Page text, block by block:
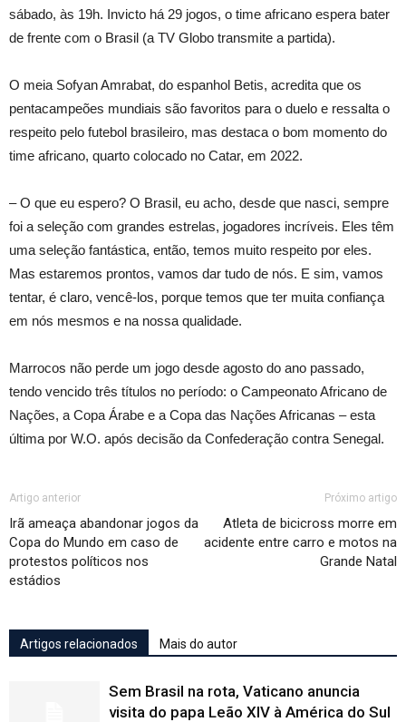
sábado, às 19h. Invicto há 29 jogos, o time africano espera bater
de frente com o Brasil (a TV Globo transmite a partida).
O meia Sofyan Amrabat, do espanhol Betis, acredita que os
pentacampeões mundiais são favoritos para o duelo e ressalta o
respeito pelo futebol brasileiro, mas destaca o bom momento do
time africano, quarto colocado no Catar, em 2022.
– O que eu espero? O Brasil, eu acho, desde que nasci, sempre
foi a seleção com grandes estrelas, jogadores incríveis. Eles têm
uma seleção fantástica, então, temos muito respeito por eles.
Mas estaremos prontos, vamos dar tudo de nós. E sim, vamos
tentar, é claro, vencê-los, porque temos que ter muita confiança
em nós mesmos e na nossa qualidade.
Marrocos não perde um jogo desde agosto do ano passado,
tendo vencido três títulos no período: o Campeonato Africano de
Nações, a Copa Árabe e a Copa das Nações Africanas – esta
última por W.O. após decisão da Confederação contra Senegal.
Artigo anterior
Irã ameaça abandonar jogos da
Copa do Mundo em caso de
protestos políticos nos
estádios
Próximo artigo
Atleta de bicicross morre em
acidente entre carro e motos na
Grande Natal
Artigos relacionados Mais do autor
Sem Brasil na rota, Vaticano anuncia
visita do papa Leão XIV à América do Sul